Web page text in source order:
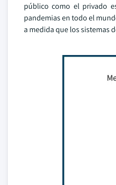
público como el privado
pandemias en todo el
a medida que los sistemas